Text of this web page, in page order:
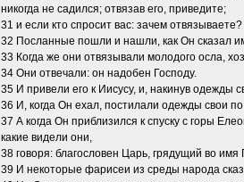
никогда не садился; отвязав его, приведите;
31 и если кто спросит вас: зачем
32 Посланные пошли и нашли, как Он сказал
33 Когда же они отвязывали молодого осла,
34 Они отвечали: он надобен Господу.
35 И привели его к Иисусу, и, накинув одежды
36 И, когда Он ехал, постилали одежды свои по
37 А когда Он приблизился к спуску с горы
какие видели они,
38 говоря: благословен Царь, грядущий во
39 И некоторые фарисеи из среды народа